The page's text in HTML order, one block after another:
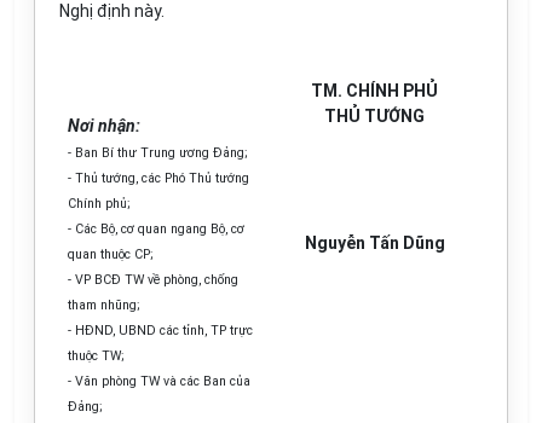
Nghị định này.
Nơi nhận:
- Ban Bí thư Trung ương Đảng;
- Thủ tướng, các Phó Thủ tướng
Chính phủ;
- Các Bộ, cơ quan ngang Bộ, cơ
quan thuộc CP;
- VP BCĐ TW về phòng, chống
tham nhũng;
- HĐND, UBND các tỉnh, TP trực
thuộc TW;
- Văn phòng TW và các Ban của
Đảng;
TM. CHÍNH PHỦ
THỦ TƯỚNG
Nguyễn Tấn Dũng